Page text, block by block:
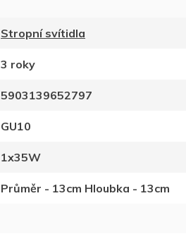
Stropní svítidla
3 roky
5903139652797
GU10
1x35W
Průměr - 13cm Hloubka - 13cm